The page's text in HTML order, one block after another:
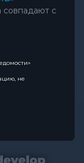
совпадают с
не